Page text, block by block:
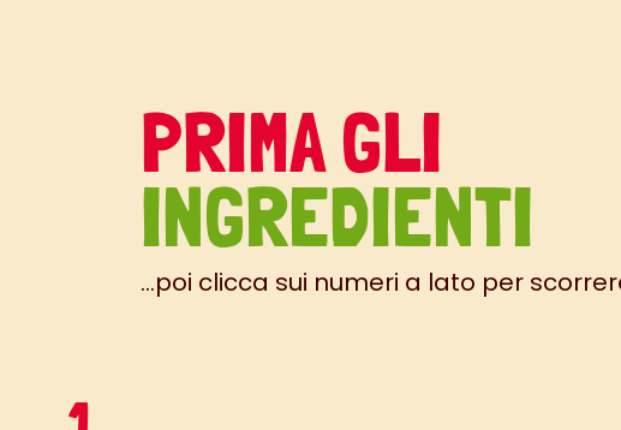
PRIMA GLI
INGREDIENTI
...poi clicca sui numeri a lato per